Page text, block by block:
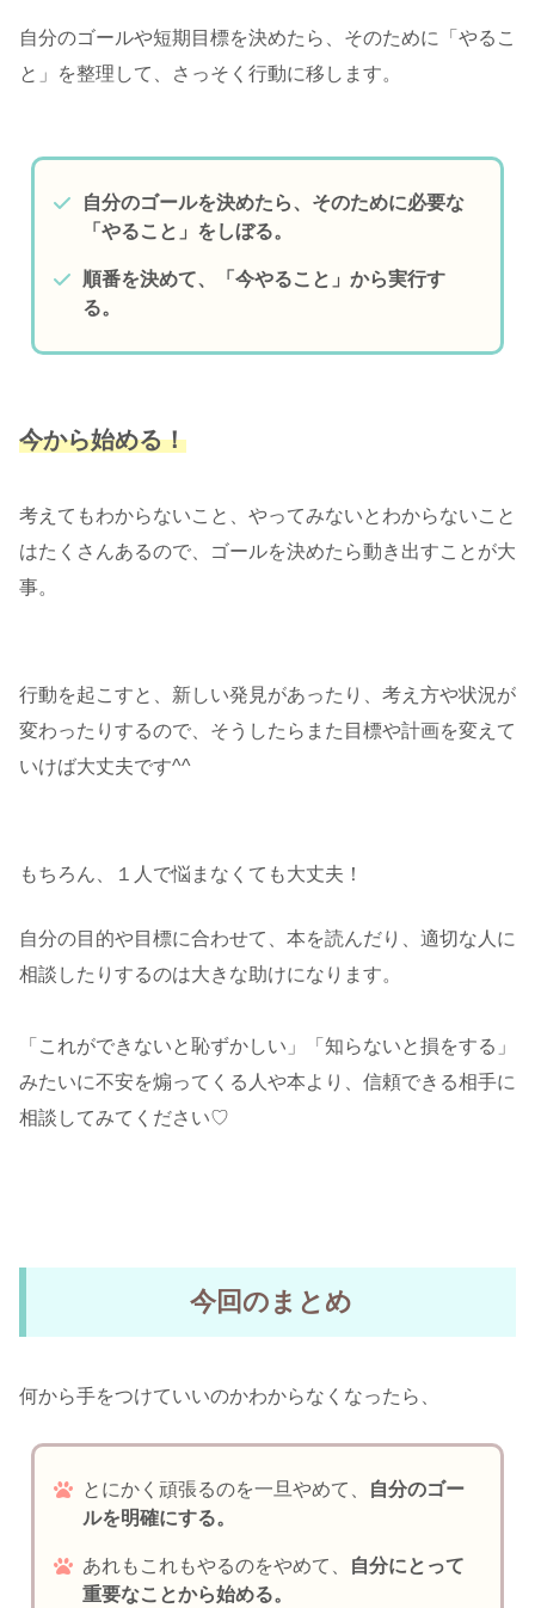
自分のゴールや短期目標を決めたら、そのために「やるこ
と」を整理して、さっそく行動に移します。
自分のゴールを決めたら、そのために必要な
「やること」をしぼる。
順番を決めて、「今やること」から実行す
る。
今から始める！
考えてもわからないこと、やってみないとわからないこと
はたくさんあるので、ゴールを決めたら動き出すことが大
事。
行動を起こすと、新しい発見があったり、考え方や状況が
変わったりするので、そうしたらまた目標や計画を変えて
いけば大丈夫です^^
もちろん、１人で悩まなくても大丈夫！
自分の目的や目標に合わせて、本を読んだり、適切な人に
相談したりするのは大きな助けになります。
「これができないと恥ずかしい」「知らないと損をする」
みたいに不安を煽ってくる人や本より、信頼できる相手に
相談してみてください♡
今回のまとめ
何から手をつけていいのかわからなくなったら、
とにかく頑張るのを一旦やめて、
自分のゴー
ルを明確にする。
あれもこれもやるのをやめて、
自分にとって
重要なことから始める。